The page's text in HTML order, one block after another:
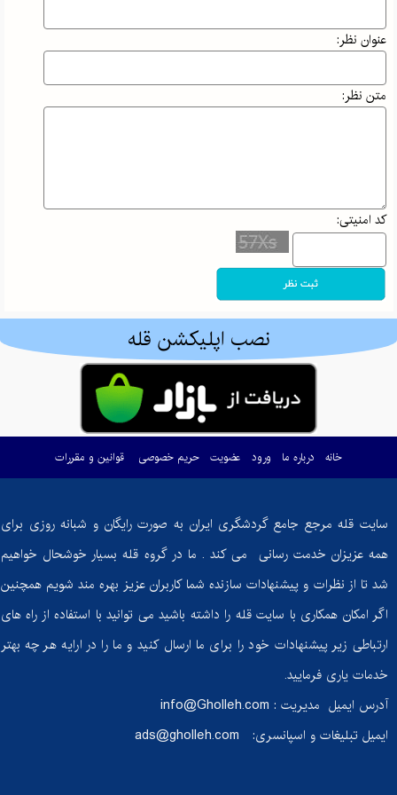
بی‌احتیاطی
می‌تواند جان
خطر بیندازد!
قله‌های جهان را
فتح کرد |
ایمان
کامل، مسیر
صعود، طبیعت و
ماست
گوسفندی؛ گنجی
پنهان از خواص
آیا
ثابت به اندازه
دوچرخه‌سواری
واقعی کالری
می‌سوزاند؟
گنبد نمکی
زمین‌شناسی
عنوان نظر:
متن نظر:
کد امنیتی:
نصب اپلیکشن قله
خانه درباره ما ورود عضویت حریم خصوصی قوانین و مقررات
سایت قله مرجع جامع گردشگری ایران به صورت رایگان و شبانه روزی برای
همه عزیزان خدمت رسانی می کند . ما در گروه قله بسیار خوشحال خواهیم
شد تا از نظرات و پیشنهادات سازنده شما کاربران عزیز بهره مند شویم همچنین
اگر امکان همکاری با سایت قله را داشته باشید می توانید با استفاده از راه های
ارتباطی زیر پیشنهادات خود را برای ما ارسال کنید و ما را در ارایه هر چه بهتر
خدمات یاری فرمایید.
آدرس ایمیل مدیریت : info@Gholleh.com
ایمیل تبلیغات و اسپانسری: ads@gholleh.com